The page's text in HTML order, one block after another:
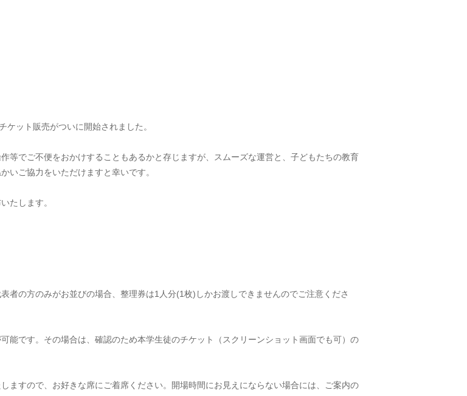
ット販売がついに開始されました。
等でご不便をおかけすることもあるかと存じますが、スムーズな運営と、子どもたちの教育
いご協力をいただけますと幸いです。
たします。
者の方のみがお並びの場合、整理券は1人分(1枚)しかお渡しできませんのでご注意くださ
能です。その場合は、確認のため本学生徒のチケット（スクリーンショット画面でも可）の
ますので、お好きな席にご着席ください。開場時間にお見えにならない場合には、ご案内の